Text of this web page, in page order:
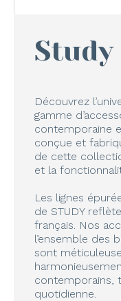
Study
Découvrez
gamme
contemporaine
conçue et
de cette
et la
Les lignes
de STUDY
français. Nos
l’ensemble des
sont
contemporains,
quotidienne.